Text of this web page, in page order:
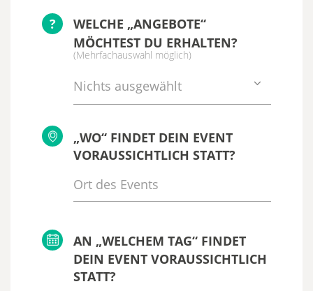
?
WELCHE „ANGEBOTE“
MÖCHTEST DU ERHALTEN?
(Mehrfachauswahl möglich)
Nichts ausgewählt
„WO“ FINDET DEIN EVENT
VORAUSSICHTLICH STATT?
AN „WELCHEM TAG“ FINDET
DEIN EVENT VORAUSSICHTLICH
STATT?